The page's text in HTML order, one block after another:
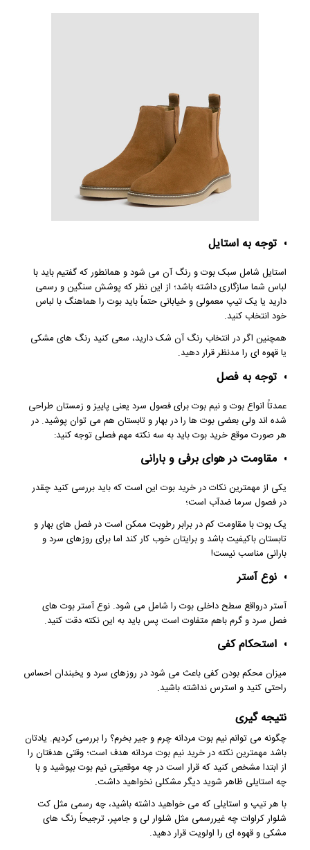
توجه به استایل
استایل شامل سبک بوت و رنگ آن می شود و همانطور که گفتیم باید با
لباس شما سازگاری داشته باشد؛ از این نظر که پوشش سنگین و رسمی
دارید یا یک تیپ معمولی و خیابانی حتماً باید بوت را هماهنگ با لباس
خود انتخاب کنید.
همچنین اگر در انتخاب رنگ آن شک دارید، سعی کنید رنگ های مشکی
یا قهوه ای را مدنظر قرار دهید.
توجه به فصل
عمدتاً انواع بوت و نیم بوت برای فصول سرد یعنی پاییز و زمستان طراحی
شده اند ولی بعضی بوت ها را در بهار و تابستان هم می توان پوشید. در
هر صورت موقع خرید بوت باید به سه نکته مهم فصلی توجه کنید:
مقاومت در هوای برفی و بارانی
یکی از مهمترین نکات در خرید بوت این است که باید بررسی کنید چقدر
در فصول سرما ضدآب است؛
یک بوت با مقاومت کم در برابر رطوبت ممکن است در فصل های بهار و
تابستان باکیفیت باشد و برایتان خوب کار کند اما برای روزهای سرد و
بارانی مناسب نیست!
نوع آستر
آستر درواقع سطح داخلی بوت را شامل می شود. نوع آستر بوت های
فصل سرد و گرم باهم متفاوت است پس باید به این نکته دقت کنید.
استحکام کفی
میزان محکم بودن کفی باعث می شود در روزهای سرد و یخبندان احساس
راحتی کنید و استرس نداشته باشید.
نتیجه گیری
چگونه می توانم نیم بوت مردانه چرم و جیر بخرم؟ را بررسی کردیم. یادتان
باشد مهمترین نکته در خرید نیم بوت مردانه هدف است؛ وقتی هدفتان را
از ابتدا مشخص کنید که قرار است در چه موقعیتی نیم بوت بپوشید و با
چه استایلی ظاهر شوید دیگر مشکلی نخواهید داشت.
با هر تیپ و استایلی که می خواهید داشته باشید، چه رسمی مثل کت
شلوار کراوات چه غیررسمی مثل شلوار لی و جامپر، ترجیحاً رنگ های
مشکی و قهوه ای را اولویت قرار دهید.